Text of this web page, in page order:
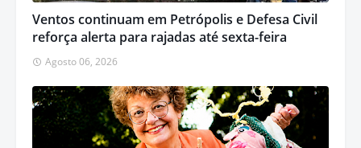
Ventos continuam em Petrópolis e Defesa Civil
reforça alerta para rajadas até sexta-feira
Agosto 06, 2026